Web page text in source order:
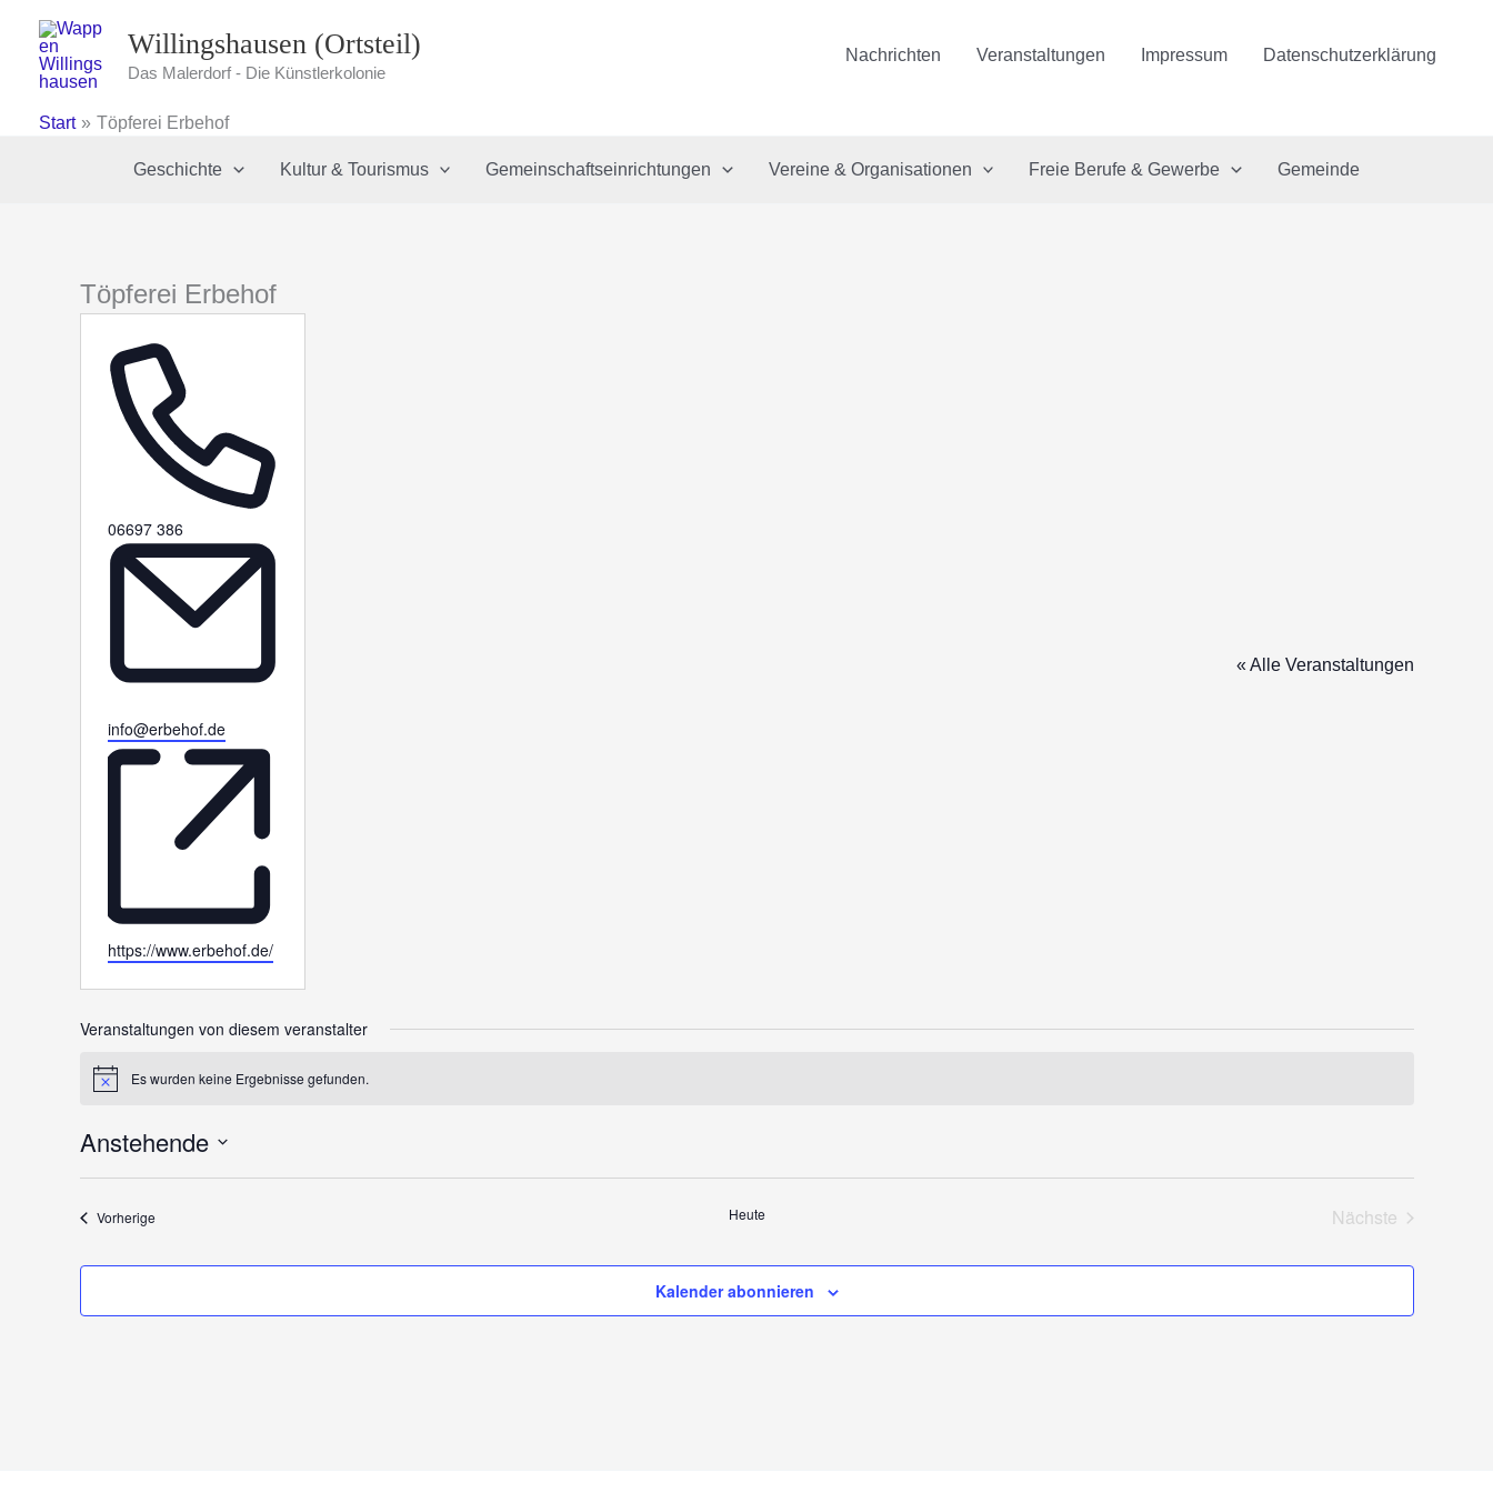
Inhalt
springen
Willingshausen (Ortsteil)
Das Malerdorf - Die Künstlerkolonie
Nachrichten Veranstaltungen Impressum Datenschutzerklärung
Start Töpferei Erbehof
Geschichte Kultur & Tourismus Gemeinschaftseinrichtungen Vereine & Organisationen Freie Berufe & Gewerbe Gemeinde
Töpferei Erbehof
« Alle Veranstaltungen
Telefon
06697 386
Email
info@erbehof.de
Webseite
https://www.erbehof.de/
Veranstaltungen von diesem veranstalter
HinweisEs wurden keine Ergebnisse gefunden.
Anstehende
VorherigeVeranstaltungen Heute
Nächste
Kalender abonnieren